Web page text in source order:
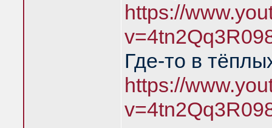
https://
Где-то в
https://